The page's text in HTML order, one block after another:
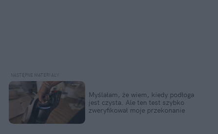
Myślałam, że wiem, kiedy podłoga
jest czysta. Ale ten test szybko
zweryfikował moje przekonanie